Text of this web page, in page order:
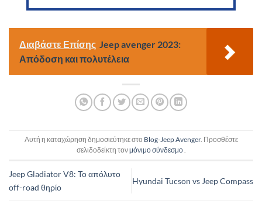
Διαβάστε Επίσης Jeep avenger 2023:
Απόδοση και πολυτέλεια
Αυτή η καταχώρηση δημοσιεύτηκε στο Blog-Jeep Avenger. Προσθέστε
σελιδοδείκτη τονμόνιμο σύνδεσμο.
Jeep Gladiator V8: Το απόλυτο
οff-road θηρίο
Hyundai Tucson vs Jeep Compass